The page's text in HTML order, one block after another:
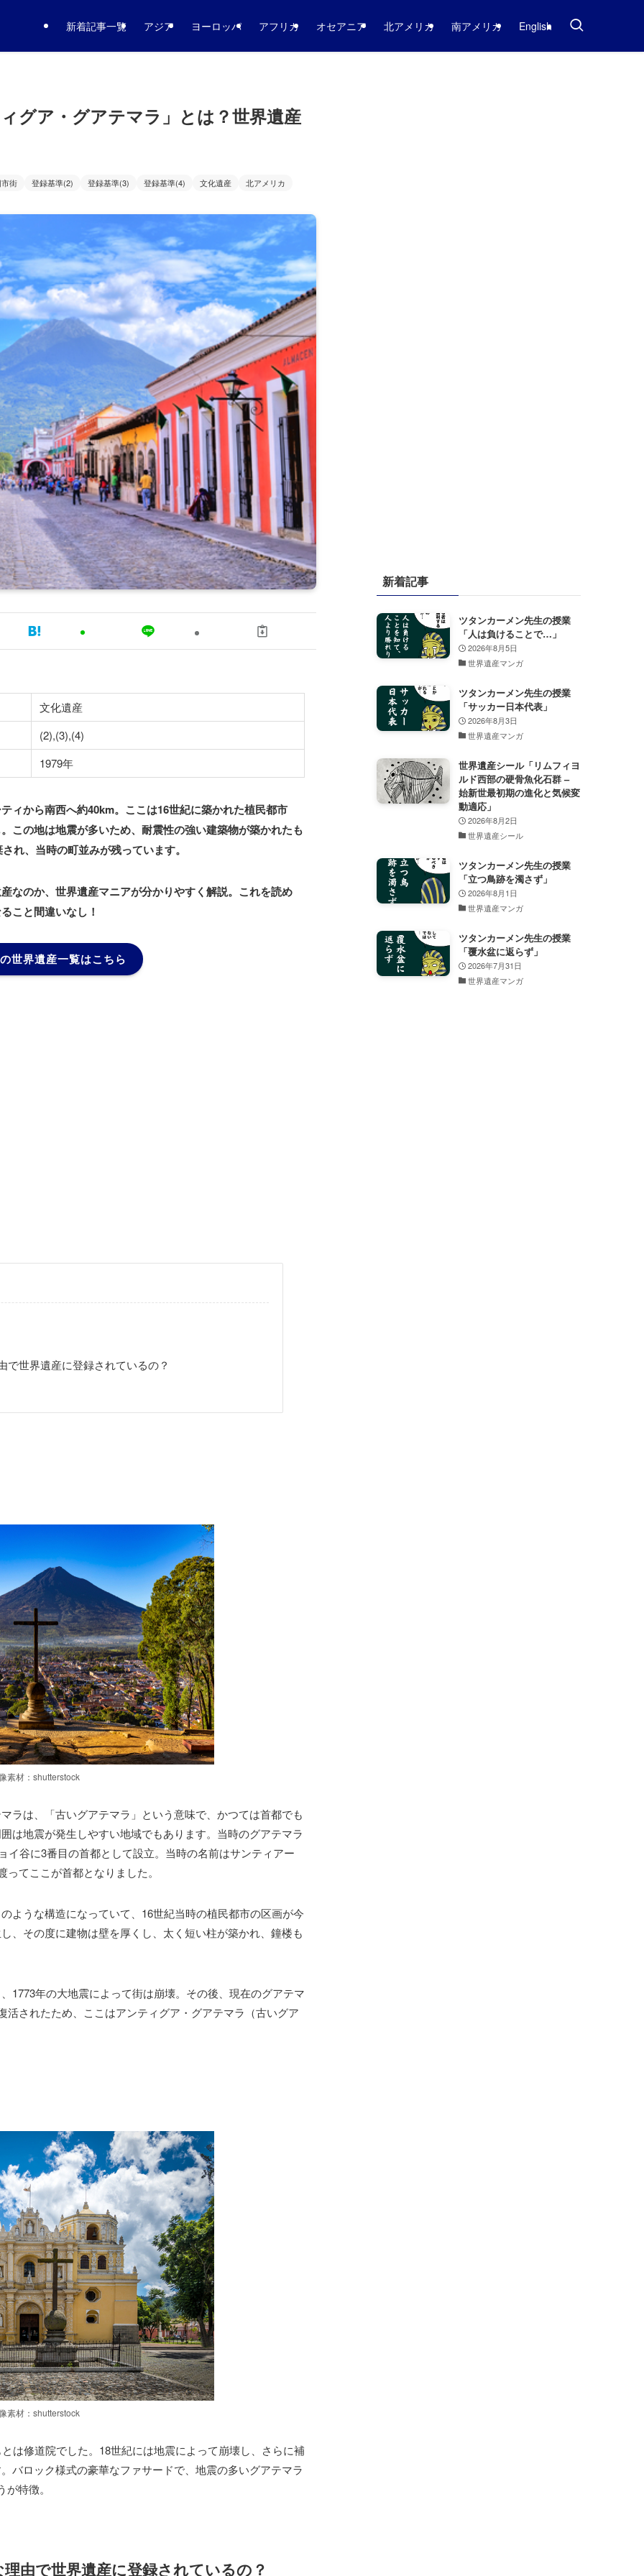
新着記事一覧 アジア ヨーロッパ アフリカ オセアニア 北アメリカ 南アメリカ English
グア・グアテマラ」とは？世界遺産
街 登録基準(2) 登録基準(3) 登録基準(4) 文化遺産 北アメリカ
文化遺産
(2),(3),(4)
1979年
ィから南西へ約40km。ここは16世紀に築かれた植民都市
この地は地震が多いため、耐震性の強い建築物が築かれたも
れ、当時の町並みが残っています。
なのか、世界遺産マニアが分かりやすく解説。これを読め
こと間違いなし！
世界遺産一覧はこちら
世界遺産に登録されているの？
素材：shutterstock
ラは、「古いグアテマラ」という意味で、かつては首都でも
は地震が発生しやすい地域でもあります。当時のグアテマラ
イ谷に3番目の首都として設立。当時の名前はサンティアー
てここが首都となりました。
ような構造になっていて、16世紀当時の植民都市の区画が今
、その度に建物は壁を厚くし、太く短い柱が築かれ、鐘楼も
1773年の大地震によって街は崩壊。その後、現在のグアテマ
されたため、ここはアンティグア・グアテマラ（古いグア
素材：shutterstock
は修道院でした。18世紀には地震によって崩壊し、さらに補
バロック様式の豪華なファサードで、地震の多いグアテマラ
特徴。
由で世界遺産に登録されているの？
新着記事
ツタンカーメン先生の授業
「人は負けることで…」
2026年8月5日
世界遺産マンガ
ツタンカーメン先生の授業
「サッカー日本代表」
2026年8月3日
世界遺産マンガ
世界遺産シール「リムフィヨ
ルド西部の硬骨魚化石群 –
始新世最初期の進化と気候変
動適応」
2026年8月2日
世界遺産シール
ツタンカーメン先生の授業
「立つ鳥跡を濁さず」
2026年8月1日
世界遺産マンガ
ツタンカーメン先生の授業
「覆水盆に返らず」
2026年7月31日
世界遺産マンガ